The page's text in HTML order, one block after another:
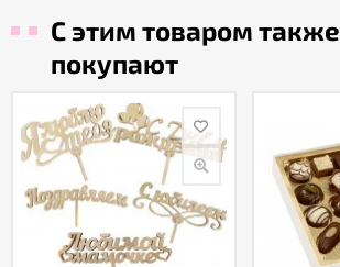
С этим товаром также
покупают